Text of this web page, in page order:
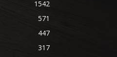
1542
571
447
317